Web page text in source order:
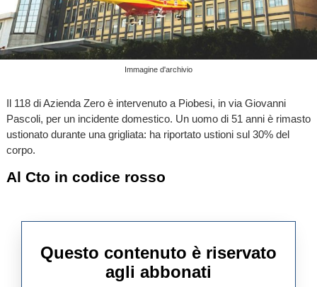
Immagine d'archivio
Il 118 di Azienda Zero è intervenuto a Piobesi, in via Giovanni
Pascoli, per un incidente domestico. Un uomo di 51 anni è rimasto
ustionato durante una grigliata: ha riportato ustioni sul 30% del
corpo.
Al Cto in codice rosso
Questo contenuto è riservato
agli abbonati